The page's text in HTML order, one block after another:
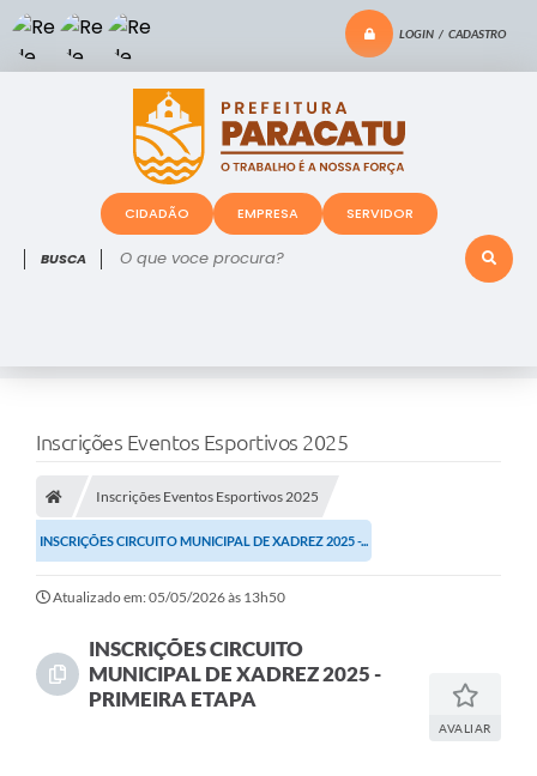
LOGIN / CADASTRO
O que voce procura?
CIDADÃO EMPRESA SERVIDOR
Inscrições Eventos Esportivos 2025
Inscrições Eventos Esportivos 2025
INSCRIÇÕES CIRCUITO MUNICIPAL DE XADREZ 2025 -...
Atualizado em: 05/05/2026 às 13h50
INSCRIÇÕES CIRCUITO
MUNICIPAL DE XADREZ 2025 -
PRIMEIRA ETAPA
AVALIAR